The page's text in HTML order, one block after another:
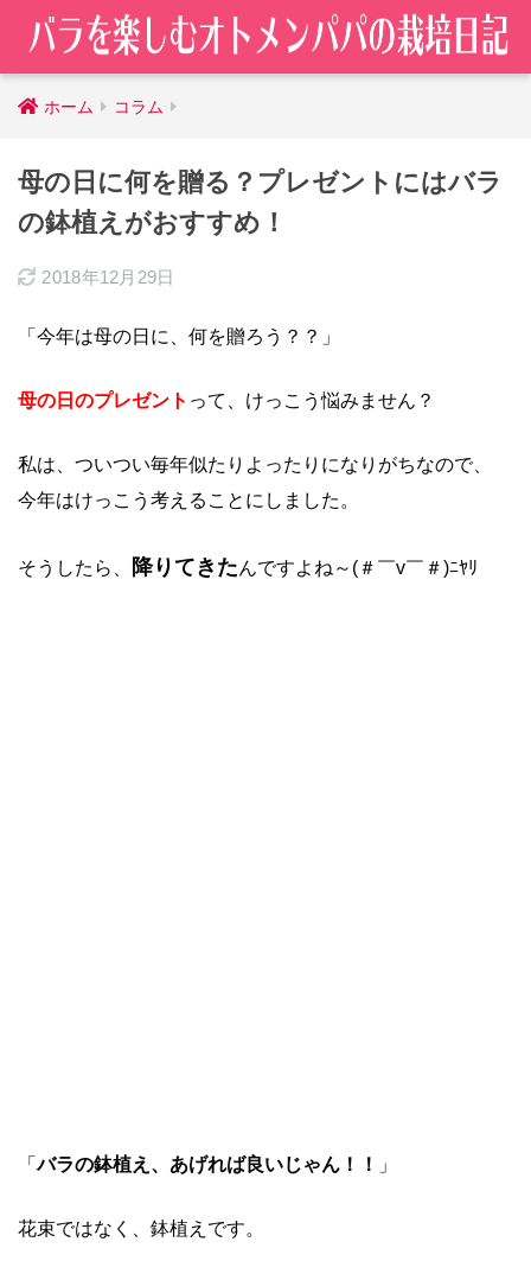
ホーム コラム
母の日に何を贈る？プレゼントにはバラ
の鉢植えがおすすめ！
2018年12月29日
「今年は母の日に、何を贈ろう？？」
母の日のプレゼント って、けっこう悩みません？
私は、ついつい毎年似たりよったりになりがちなので、
今年はけっこう考えることにしました。
そうしたら、 降りてきたんですよね～(＃￣v￣＃)ﾆﾔﾘ
「バラの鉢植え、あげれば良いじゃん！！ 」
花束ではなく、鉢植えです。